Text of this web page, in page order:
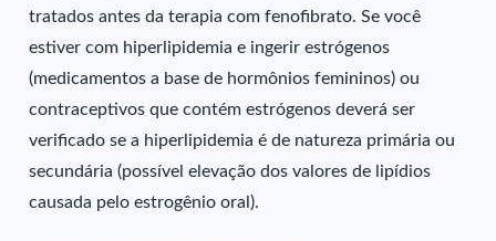
tratados antes da terapia com fenofibrato. Se você
estiver com hiperlipidemia e ingerir estrógenos
(medicamentos a base de hormônios femininos) ou
contraceptivos que contém estrógenos deverá ser
verificado se a hiperlipidemia é de natureza primária ou
secundária (possível elevação dos valores de lipídios
causada pelo estrogênio oral).